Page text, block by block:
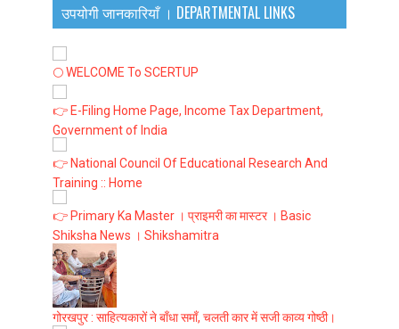
उपयोगी जानकारियाँ । DEPARTMENTAL LINKS
🌕 WELCOME To SCERTUP
👉 E-Filing Home Page, Income Tax Department,
Government of India
👉 National Council Of Educational Research And
Training :: Home
👉 Primary Ka Master । प्राइमरी का मास्टर । Basic
Shiksha News । Shikshamitra
गोरखपुर : साहित्यकारों ने बाँधा समाँ, चलती कार में सजी काव्य गोष्ठी।